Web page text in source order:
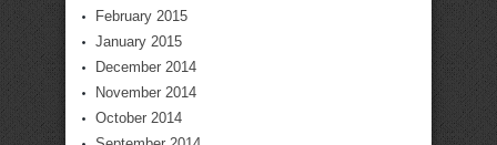
February 2015
January 2015
December 2014
November 2014
October 2014